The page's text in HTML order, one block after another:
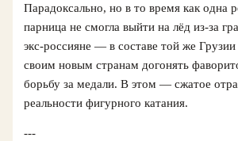
Парадоксально, но в то время как одна
парница не смогла выйти на лёд из-за
экс-россияне — в составе той же
своим новым странам догонять
борьбу за медали. В этом — сжатое
реальности фигурного катания.
---